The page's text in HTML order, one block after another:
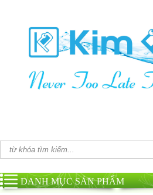
DANH MỤC SẢN PHẨM